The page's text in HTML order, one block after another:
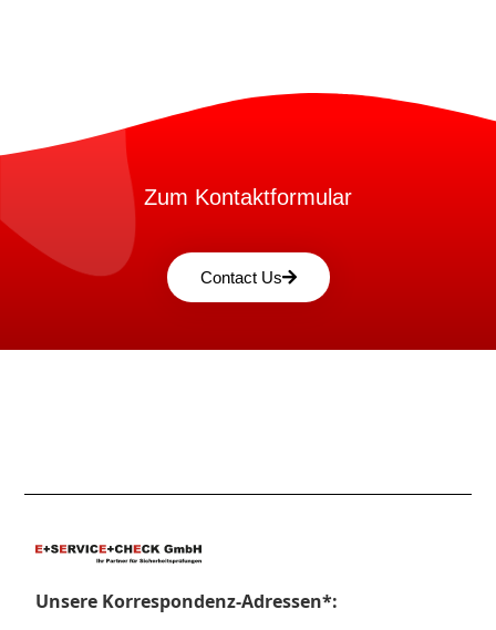
Zum Kontaktformular
Contact Us
Unsere Korrespondenz-Adressen*: